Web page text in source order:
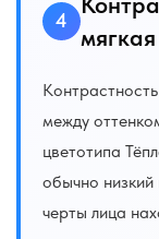
4
между
цветотипа
обычно низкий
черты лица